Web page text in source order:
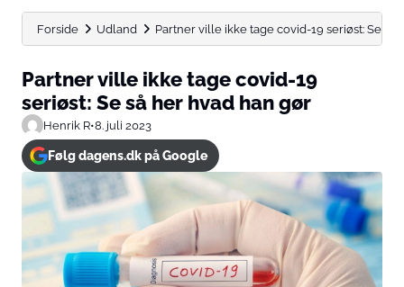
Forside Udland Partner ville ikke tage covid-19 seriøst: Se så
Partner ville ikke tage covid-19
seriøst: Se så her hvad han gør
Henrik R•8. juli 2023
Følg dagens.dk på Google